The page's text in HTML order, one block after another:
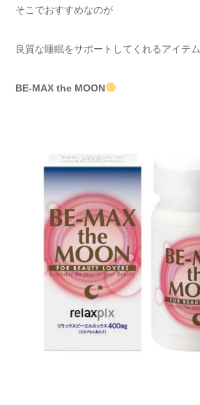
そこでおすすめなのが
良質な睡眠をサポートしてくれるアイテム
BE-MAX the MOON